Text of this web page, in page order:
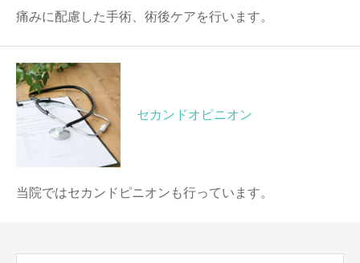
痛みに配慮した手術、術後ケアを行います。
セカンドオピニオン
当院ではセカンドピニオンも行っています。